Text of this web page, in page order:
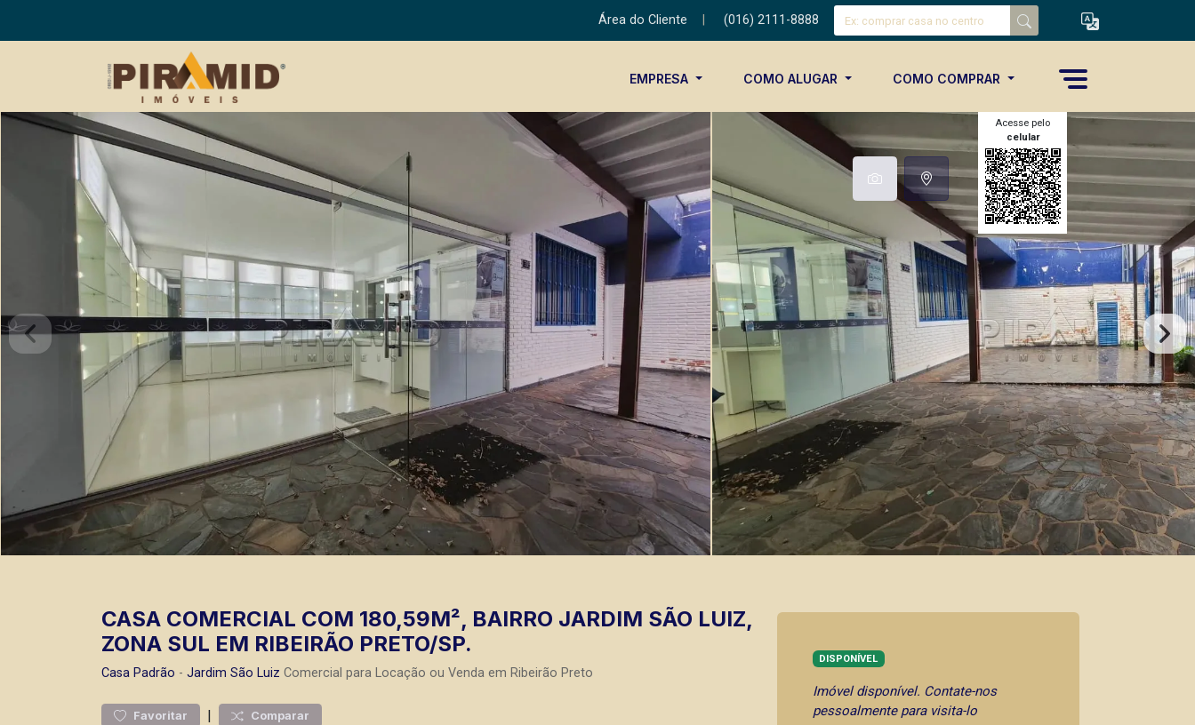
Área do Cliente (016) 2111-8888
EMPRESA COMO ALUGAR COMO COMPRAR
Acesse pelo
celular
CASA COMERCIAL COM 180,59M², BAIRRO JARDIM SÃO LUIZ,
ZONA SUL EM RIBEIRÃO PRETO/SP.
Casa Padrão - Jardim São Luiz Comercial para Locação ou Venda em Ribeirão Preto
Favoritar | Comparar
DISPONÍVEL
Imóvel disponível. Contate-nos
pessoalmente para visita-lo